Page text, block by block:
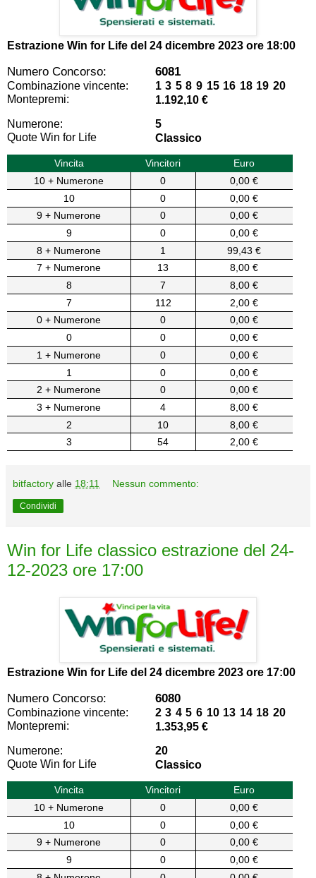
Estrazione Win for Life del 24 dicembre 2023 ore 18:00
Numero Concorso: 6081
Combinazione vincente:
1 3 5 8 9 15 16 18 19 20
Montepremi:
1.192,10 €
Numerone:
5
Quote Win for Life
Classico
Vincita Vincitori
Euro
10 + Numerone
0
0,00 €
10
0
0,00 €
9 + Numerone
0
0,00 €
9
0
0,00 €
8 + Numerone
1
99,43 €
7 + Numerone
13
8,00 €
8
7
8,00 €
7
112
2,00 €
0 + Numerone
0
0,00 €
0
0
0,00 €
1 + Numerone
0
0,00 €
1
0
0,00 €
2 + Numerone
0
0,00 €
3 + Numerone
4
8,00 €
2
10
8,00 €
3
54 2,00 €
bitfactory alle 18:11 Nessun commento:
Condividi
Win for Life classico estrazione del 24-
12-2023 ore 17:00
Estrazione Win for Life del 24 dicembre 2023 ore 17:00
Numero Concorso: 6080
Combinazione vincente:
2 3 4 5 6 10 13 14 18 20
Montepremi:
1.353,95 €
Numerone:
20
Quote Win for Life
Classico
Vincita Vincitori
Euro
10 + Numerone
0
0,00 €
10
0
0,00 €
9 + Numerone
0
0,00 €
9
0
0,00 €